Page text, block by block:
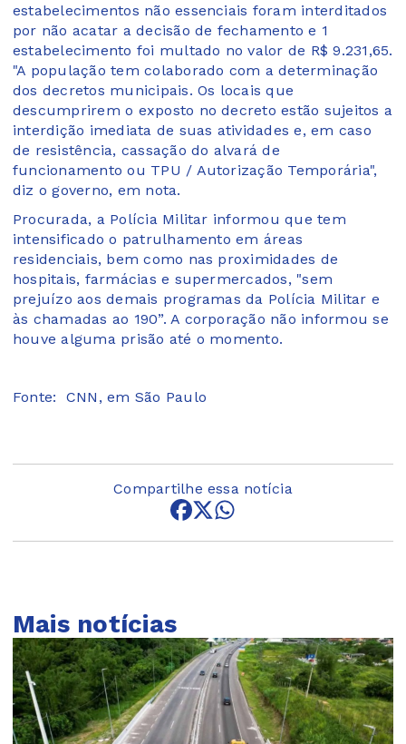
estabelecimentos não essenciais foram interditados
por não acatar a decisão de fechamento e 1
estabelecimento foi multado no valor de R$ 9.231,65.
"A população tem colaborado com a determinação
dos decretos municipais. Os locais que
descumprirem o exposto no decreto estão sujeitos a
interdição imediata de suas atividades e, em caso
de resistência, cassação do alvará de
funcionamento ou TPU / Autorização Temporária",
diz o governo, em nota.
Procurada, a Polícia Militar informou que tem
intensificado o patrulhamento em áreas
residenciais, bem como nas proximidades de
hospitais, farmácias e supermercados, "sem
prejuízo aos demais programas da Polícia Militar e
às chamadas ao 190”. A corporação não informou se
houve alguma prisão até o momento.
Fonte: CNN, em São Paulo
Compartilhe essa notícia
Mais notícias